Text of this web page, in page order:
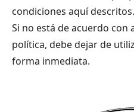
condiciones aquí descritos.
Si no está de acuerdo con
política, debe dejar de
forma inmediata.